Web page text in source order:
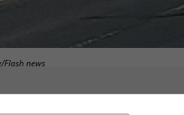
Flash news